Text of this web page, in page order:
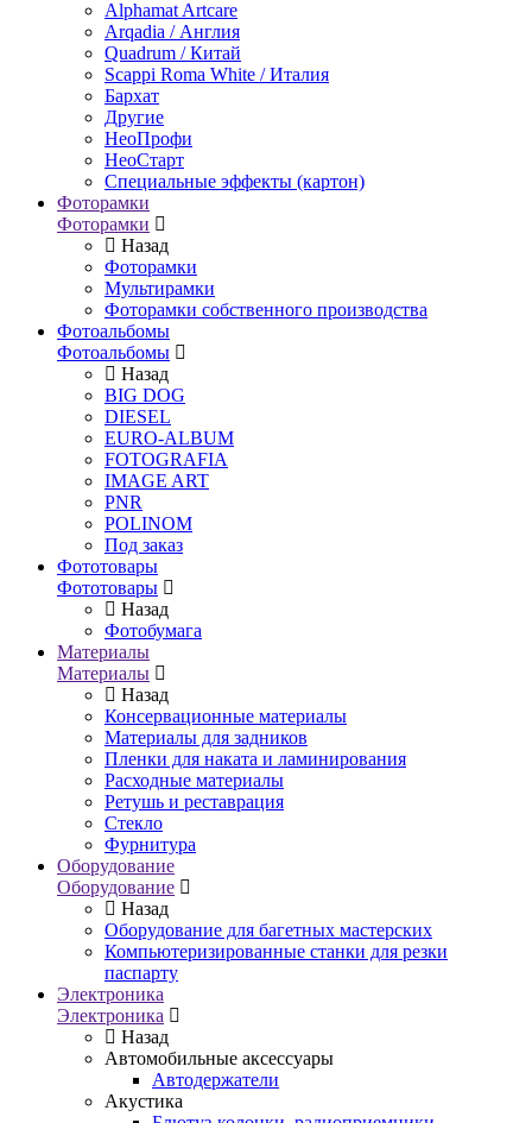
Alphamat Artcare
Arqadia / Англия
Quadrum / Китай
Scappi Roma White / Италия
Бархат
Другие
НеоПрофи
НеоСтарт
Специальные эффекты (картон)
Фоторамки
Фоторамки
Назад
Фоторамки
Мультирамки
Фоторамки собственного производства
Фотоальбомы
Фотоальбомы
Назад
BIG DOG
DIESEL
EURO-ALBUM
FOTOGRAFIA
IMAGE ART
PNR
POLINOM
Под заказ
Фототовары
Фототовары
Назад
Фотобумага
Материалы
Материалы
Назад
Консервационные материалы
Материалы для задников
Пленки для наката и ламинирования
Расходные материалы
Ретушь и реставрация
Стекло
Фурнитура
Оборудование
Оборудование
Назад
Оборудование для багетных мастерских
Компьютеризированные станки для резки
паспарту
Электроника
Электроника
Назад
Автомобильные аксессуары
Автодержатели
Акустика